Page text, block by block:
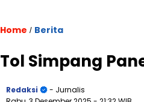
Home / Berita
Tol Simpang
Redaksi
- Jurnalis